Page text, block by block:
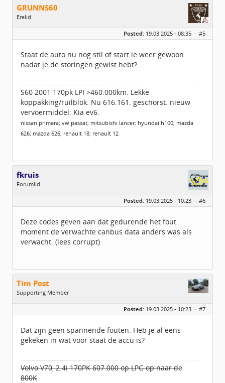
GRUNNS60
Erelid
Geslacht:
Leeftijd:
64
Geregistreerd:07 / 2014
Posted: 19.03.2025 - 08:35 · #5
Staat de auto nu nog stil of start ie weer gewoon
nadat je de storingen gewist hebt?
S60 2001 170pk LPI >460.000km. Lekke
koppakking/ruilblok. Nu 616.161. geschorst. nieuw
vervoermiddel: Kia ev6.
nissan primera; vw passat; mitsubishi lancer; hyundai h100; mazda
626; mazda 626; renault 18; renault 12
fkruis
Forumlid.
Geregistreerd:11 / 2015
Posted: 19.03.2025 - 10:23 · #6
Deze codes geven aan dat gedurende het fout
moment de verwachte canbus data anders was als
verwacht. (lees corrupt)
Tim Post
Supporting Member
Geslacht:
Homepage:
Www.bonusbijzaak.n…
Geregistreerd:10 / 2024
Posted: 19.03.2025 - 10:23 · #7
Dat zijn geen spannende fouten. Heb je al eens
gekeken in wat voor staat de accu is?
Volvo V70, 2.4I 170PK 607.000 op LPG op naar de
800K